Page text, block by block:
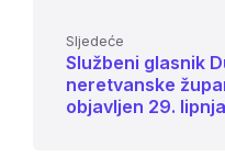
Sljedeće
Službeni glasnik
neretvanske
objavljen 29.